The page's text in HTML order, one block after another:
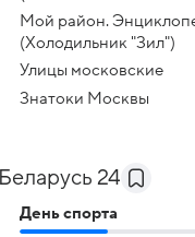
Мой район.
(Холодильник "Зил")
Улицы московские
Знатоки Москвы
Беларусь 24
День спорта